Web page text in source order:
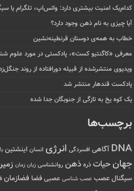
کدام‌یک امنیت بیشتری دارد: واتس‌اپ، تلگرام یا
آیا چیزی به نام ذهن وجود دارد؟
خطاب به همه‌ی دوستان قرنطینه‌نشین
معرفی «کاگنتیو کست»، پادکستی در مورد علوم
ویدیوی منتشرشده از قبیله دورافتاده‌ از روند
پادکست قندهار منتشر شد
یک کوه یخ به تازگی از جنوبگان جدا شده
برچسب‌ها
DNA آگاهی افسردگی انرژی انسان اینشتین
جهانحیات ذره ذهن روانشناسی زبان زمان
سیگنال عصب عصب شناسی عصبی فضا فضازمان